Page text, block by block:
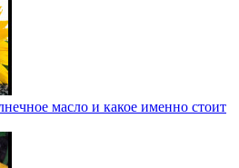
масло и какое именно стоит